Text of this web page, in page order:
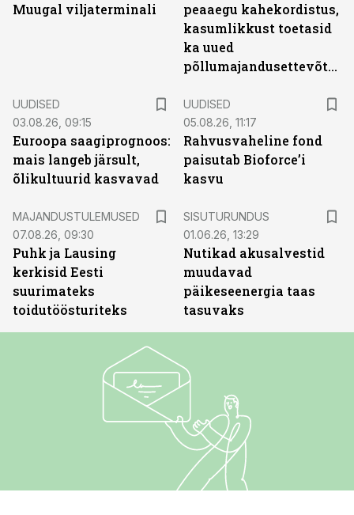
Muugal viljaterminali
peaaegu kahekordistus,
kasumlikkust toetasid
ka uued
põllumajandusettevõtted
UUDISED
03.08.26, 09:15
Euroopa saagiprognoos:
mais langeb järsult,
õlikultuurid kasvavad
UUDISED
05.08.26, 11:17
Rahvusvaheline fond
paisutab Bioforce’i
kasvu
MAJANDUSTULEMUSED
07.08.26, 09:30
Puhk ja Lausing
kerkisid Eesti
suurimateks
toidutöösturiteks
SISUTURUNDUS
01.06.26, 13:29
Nutikad akusalvestid
muudavad
päikeseenergia taas
tasuvaks